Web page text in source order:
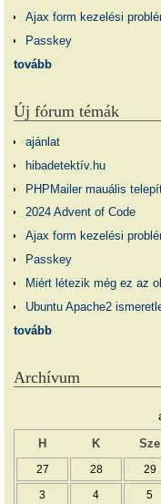
Ajax form kezelési
Passkey
tovább
Új fórum témák
ajánlat
hibadetektív.hu
PHPMailer mauális
2024 Advent of Code
Ajax form kezelési
Passkey
Miért létezik még ez az
Ubuntu Apache2
tovább
Archívum
H K Sze
27 28 29
3 4 5